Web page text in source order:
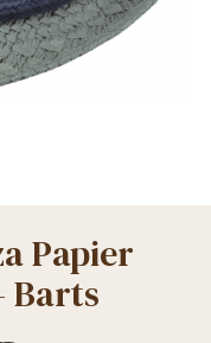
Papier
Barts